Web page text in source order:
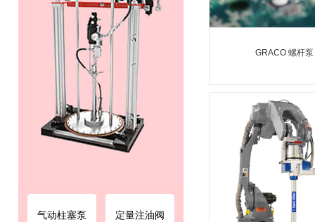
气动柱塞泵 定量注油阀
GRACO 螺杆泵